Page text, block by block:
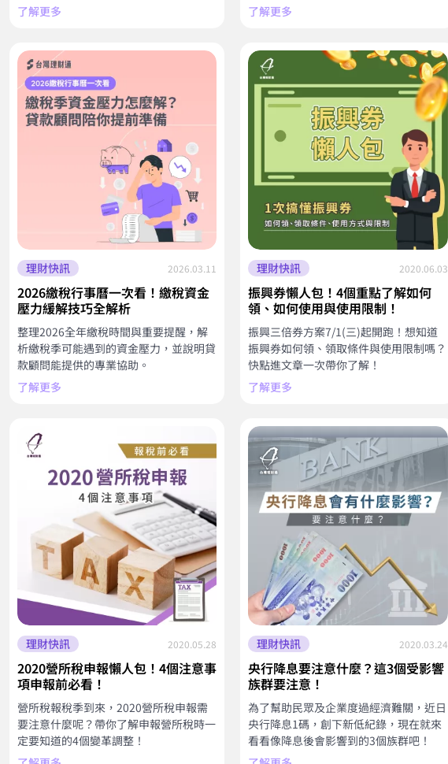
了解更多
了解更多
理財快訊 2026.03.11
2026繳稅行事曆一次看！繳稅資金
壓力緩解技巧全解析
整理2026全年繳稅時間與重要提醒，解
析繳稅季可能遇到的資金壓力，並說明貸
款顧問能提供的專業協助。
了解更多
理財快訊 2020.06.03
振興券懶人包！4個重點了解如何
領、如何使用與使用限制！
振興三倍券方案7/1(三)起開跑！想知道
振興券如何領、領取條件與使用限制嗎？
快點進文章一次帶你了解！
了解更多
理財快訊 2020.05.28
2020營所稅申報懶人包！4個注意事
項申報前必看！
營所稅報稅季到來，2020營所稅申報需
要注意什麼呢？帶你了解申報營所稅時一
定要知道的4個變革調整！
理財快訊 2020.03.24
央行降息要注意什麼？這3個受影響
族群要注意！
為了幫助民眾及企業度過經濟難關，近日
央行降息1碼，創下新低紀錄，現在就來
看看像降息後會影響到的3個族群吧！